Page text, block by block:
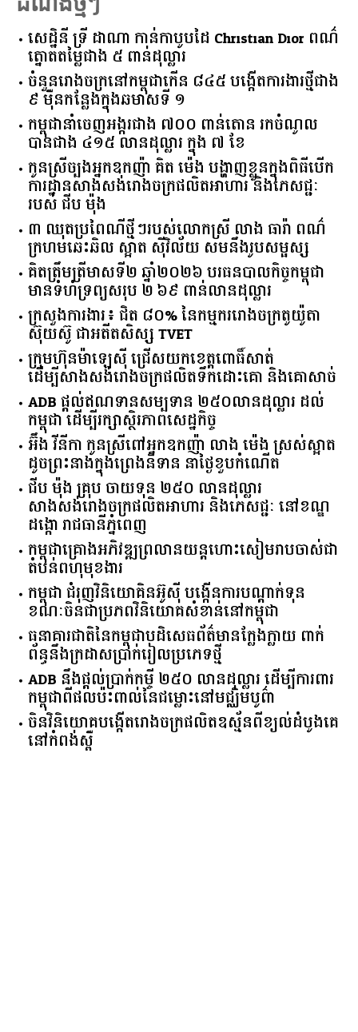
សេដ្ឋិនី ទ្រី ដាណា កាន់កាបូបដៃ Christian Dior ពណ៌
ត្នោតតម្លៃជាង ៥ ពាន់ដុល្លារ
ចំនួន​រោងចក្រ​នៅ​កម្ពុជា​កើន​ ​៨៤៥​ ​បង្កើត​ការងារ​ថ្មី​ជាង​
​៩​ ​ម៉ឺន​កន្លែង​ក្នុង​ឆមាស​ទី ​១​
កម្ពុជានាំចេញអង្ករជាង ៧០០ ពាន់តោន រកចំណូល
បានជាង ៤១៥ លានដុល្លារ ក្នុង ៧ ខែ
កូនស្រីច្បងអ្នកឧកញ៉ា គិត ម៉េង បង្ហាញខ្លួនក្នុងពិធីបើក
ការដ្ឋានសាងសង់រោងចក្រផលិតអាហារ និងភេសជ្ជៈ
របស់ ជីប ម៉ុង
៣ ឈុតប្រពៃណីថ្មីៗរបស់លោកស្រី លាង ធារ៉ា ពណ៌
ក្រហមឆេះឆិល ស្អាត ​ស៊ីវិល័យ សមនឹងរូបសម្ផស្ស
គិត​ត្រឹមត្រីមាស​ទី​២​ ​ឆ្នាំ​២០២៦​ បរធន​បាលកិច្ច​កម្ពុជា​ ​
មាន​ទំហំ​ទ្រព្យ​សរុប​ ​២.៦៩​ ​ពាន់លាន​ដុល្លារ​
ក្រសួង​ការងារ​៖ ​ជិត​ ​៨០​% ​នៃ​កម្មករ​រោងចក្រ​តូយ៉ូតា ​
ស៊ុយ​ស៊ូ ​ជា​អតីត​សិស្ស​ ​TVET​
ក្រុមហ៊ុន​ម៉ាឡេស៊ី ជ្រើសយកខេត្ដពោធិ៍សាត់
ដើម្បីសាងសង់រោងចក្រផលិតទឹកដោះគោ និងគោសាច់
ADB ផ្តល់ឥណទានសម្បទាន ២៥០លានដុល្លារ ដល់
កម្ពុជា ដើម្បីរក្សាស្ថិរភាពសេដ្ឋកិច្ច
អ៊ឹង វីនីកា កូនស្រីពៅអ្នកឧកញ៉ា លាង ម៉េង ស្រស់ស្អាត
ដូចព្រះនាងក្នុងព្រេងនិទាន នាថ្ងៃខួបកំណើត
ជីប ម៉ុង គ្រុប ចាយទុន ២៥០ លានដុល្លារ
សាងសង់រោងចក្រផលិតអាហារ និងភេសជ្ជៈ នៅខណ្ឌ
ដង្កោ រាជធានីភ្នំពេញ
កម្ពុជា​គ្រោង​អភិវឌ្ឍ​ព្រលានយន្តហោះ​សៀមរាប​ចាស់​ជា​
តំបន់​ពហុ​មុខងារ​
កម្ពុជា​ ​ជំរុញ​វិនិយោគិន​អ៊ូស៊ី ​បង្កើន​ការ​បណ្តាក់ទុន ​
ខណៈ​ចិន​ជា​ប្រភព​វិនិយោគ​សំខាន់​នៅ​កម្ពុជា​
ធនាគារ​ជាតិ​នៃ​កម្ពុជា​បដិសេធ​ព័ត៌មាន​ក្លែងក្លាយ ​ពាក់
ព័ន្ធ​នឹង​ក្រដាស​ប្រាក់​រៀល​ប្រភេទ​ថ្មី​
ADB​ ​នឹង​ផ្តល់​ប្រាក់​កម្ចី ​២៥០​ ​លាន​ដុល្លារ ​ដើម្បី​ការពារ​
កម្ពុជា​ពី​ផលប៉ះពាល់​នៃ​ជម្លោះ​នៅ​មជ្ឈិមបូព៌ា
ចិនវិនិយោគបង្កើតរោងចក្រផលិតឧស្ម័នពីខ្យល់ដំបូងគេ
នៅកំពង់ស្ពឺ